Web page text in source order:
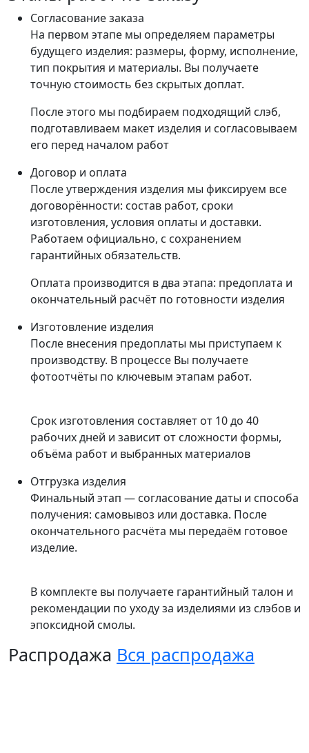
Согласование заказа
На первом этапе мы определяем параметры
будущего изделия: размеры, форму, исполнение,
тип покрытия и материалы. Вы получаете
точную стоимость без скрытых доплат.
После этого мы подбираем подходящий слэб,
подготавливаем макет изделия и согласовываем
его перед началом работ
Договор и оплата
После утверждения изделия мы фиксируем все
договорённости: состав работ, сроки
изготовления, условия оплаты и доставки.
Работаем официально, с сохранением
гарантийных обязательств.
Оплата производится в два этапа: предоплата и
окончательный расчёт по готовности изделия
Изготовление изделия
После внесения предоплаты мы приступаем к
производству. В процессе Вы получаете
фотоотчёты по ключевым этапам работ.
Срок изготовления составляет от 10 до 40
рабочих дней и зависит от сложности формы,
объёма работ и выбранных материалов
Отгрузка изделия
Финальный этап — согласование даты и способа
получения: самовывоз или доставка. После
окончательного расчёта мы передаём готовое
изделие.
В комплекте вы получаете гарантийный талон и
рекомендации по уходу за изделиями из слэбов и
эпоксидной смолы.
Распродажа Вся распродажа